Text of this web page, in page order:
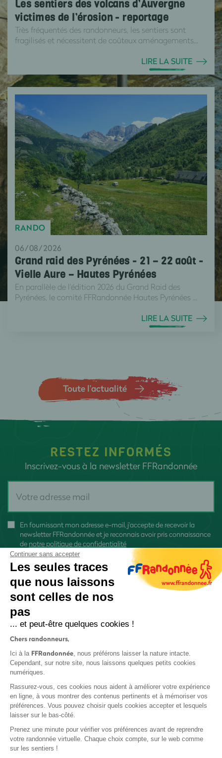
Les sentiers des volcans d’Auvergne
victimes de l’érosion - reportage
Très fréquentés des randonneurs, les sentiers sont
fragilisés et nécessitent de coûteux aménagements...
LIRE LA SUITE
RANDO
06/08/2026
Grand raid des Pyrénées - 21 – 22 août -
Vielle Aure – Hautes Pyrénées
En parallèle de l'édition 2026 du Grand Raid des
Pyrénées, le comité FFRandonnée Hautes Pyrénées ...
LIRE LA SUITE
Toute l’actualité
RESTEZ INFORMÉS
Inscrivez-vous à la newsletter FFRandonnée
En fournissant mon adresse e-mail, j'accepte de recevoir la
newsletter FFRandonnée et je reconnais avoir pris connaissance
de notre politique de confidentialité
Protection des données
Politique de confidentialité
Continuer sans accepter
Les seules traces
que nous laissons
sont celles de nos
pas
... et peut-être quelques cookies !
Chers randonneurs,
Ici à la FFRandonnée, nous préférons laisser la nature intacte.
Cependant, sur notre site, nous laissons quelques petits cookies
numériques.
Rassurez-vous, ces cookies nous aident à améliorer votre expérience
en ligne, à vous montrer des contenus pertinents et à mémoriser vos
préférences. Vous pouvez choisir quels cookies accepter et lesquels
laisser sur le bas-côté.
Prenez une minute pour vérifier vos préférences avant de reprendre
votre randonnée virtuelle. Chaque choix compte, sur le web comme
sur les sentiers !